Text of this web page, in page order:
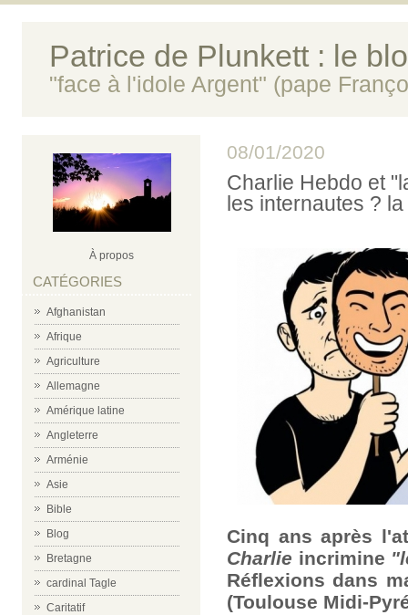
Patrice de Plunkett : le
"face à l'idole Argent" (pape
À propos
CATÉGORIES
Afghanistan
Afrique
Agriculture
Allemagne
Amérique latine
Angleterre
Arménie
Asie
Bible
Blog
Bretagne
cardinal Tagle
Caritatif
08/01/2020
Charlie Hebdo et
les internautes ?
Cinq ans après
Charlie incrimine
Réflexions dans
(Toulouse Midi-